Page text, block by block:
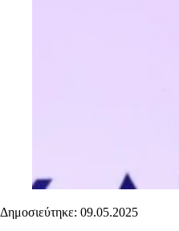
Δημοσιεύτηκε: 09.05.2025